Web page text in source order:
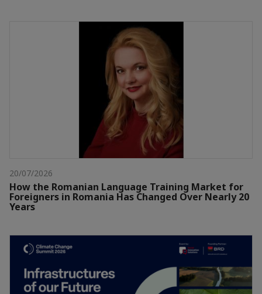
20/07/2026
How the Romanian Language Training Market for
Foreigners in Romania Has Changed Over Nearly 20
Years